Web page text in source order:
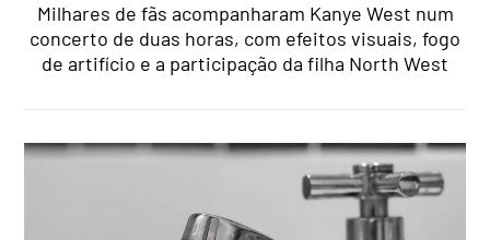
Milhares de fãs acompanharam Kanye West num
concerto de duas horas, com efeitos visuais, fogo
de artifício e a participação da filha North West